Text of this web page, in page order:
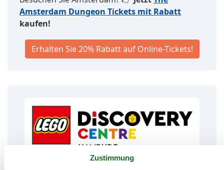
Amsterdam Dungeon Tickets mit Rabatt
kaufen!
Erhalten Sie 20% Rabatt auf Online-Tickets!
Zustimmung